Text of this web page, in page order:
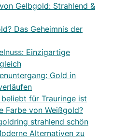
Gelbgold: Strahlend &
Das Geheimnis der
Einzigartige
Gold in
für Trauringe ist
Farbe von Weißgold?
strahlend schön
Alternativen zu